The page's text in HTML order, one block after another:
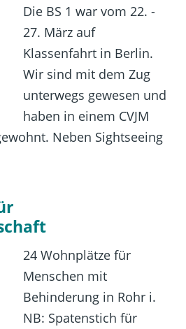
Die BS 1 war vom 22. -
27. März auf
Klassenfahrt in Berlin.
Wir sind mit dem Zug
unterwegs gewesen und
haben in einem CVJM
Neben Sightseeing
24 Wohnplätze für
Menschen mit
Behinderung in Rohr i.
NB: Spatenstich für